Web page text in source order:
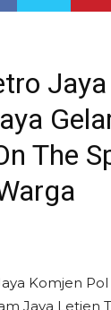
The
Komjen Pol
Jaya Letjen